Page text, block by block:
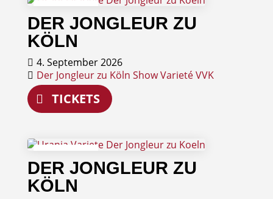
04
September
DER JONGLEUR ZU
KÖLN
4. September 2026
Der Jongleur zu Köln ShowVarietéVVK
TICKETS
05
September
DER JONGLEUR ZU
KÖLN